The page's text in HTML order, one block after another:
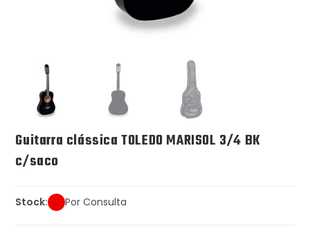
Guitarra clássica TOLEDO MARISOL 3/4 BK
c/saco
Stock: Por Consulta